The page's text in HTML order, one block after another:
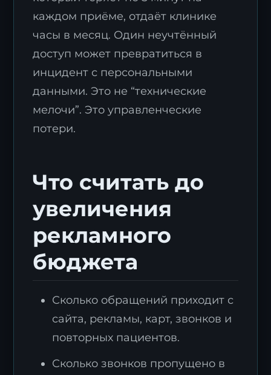
каждом приёме, отдаёт клинике
часы в месяц. Один неучтённый
доступ может превратиться в
инцидент с персональными
данными. Это не “технические
мелочи”. Это управленческие
потери.
Что считать до
увеличения
рекламного
бюджета
Сколько обращений приходит с
сайта, рекламы, карт, звонков и
повторных пациентов.
Сколько звонков пропущено в